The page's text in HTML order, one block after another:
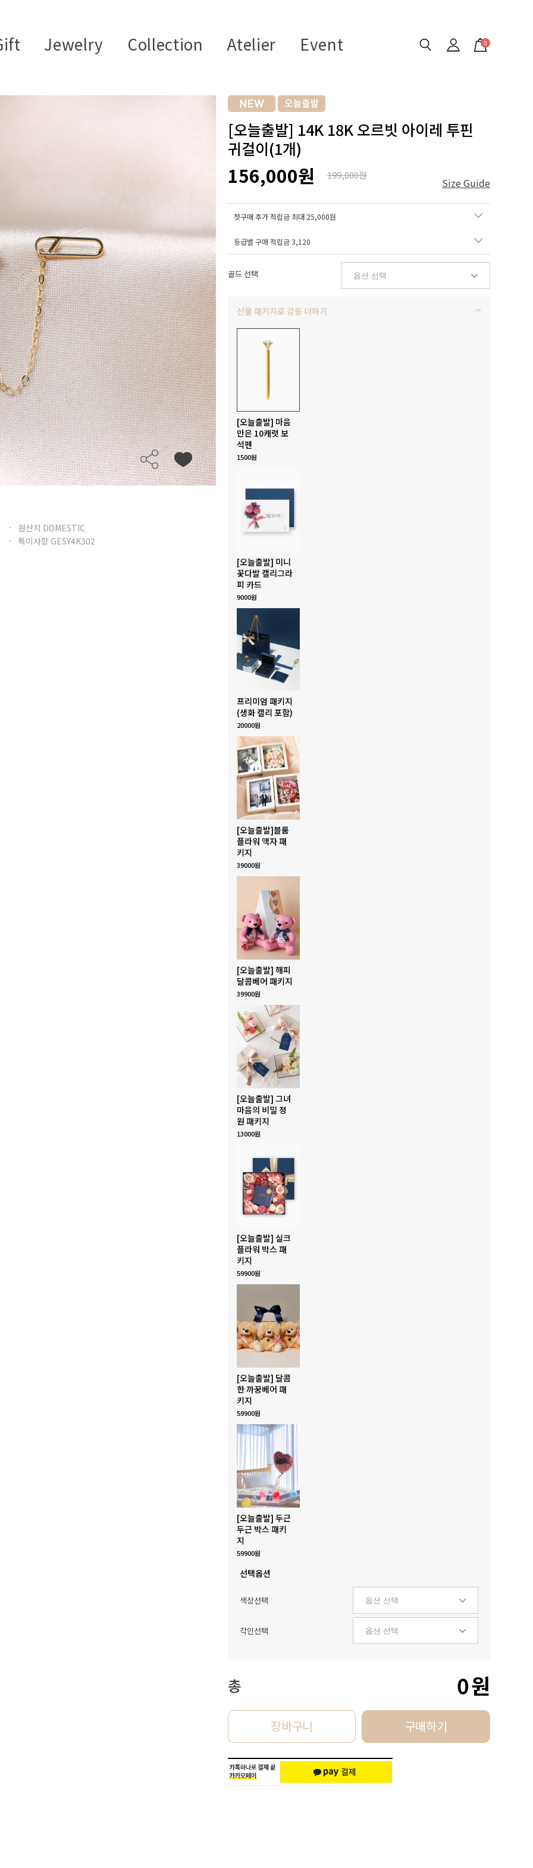
Jewelry Collection Atelier Event 0
원산지 DOMESTIC
특이사항 GESY4K302
[오늘출발] 14K 18K 오르빗 아이레 투핀
귀걸이(1개)
156,000원 199,000원
Size Guide
첫구매 추가 적립금 최대 25,000원
등급별 구매 적립금3,120
골드 선택
선물 패키지로 감동 더하기
[오늘출발] 마음
만은 10캐럿 보
석펜
1500원
[오늘출발] 미니
꽃다발 캘리그라
피 카드
9000원
프리미엄 패키지
(생화 캘리 포함)
20000원
[오늘출발]블룸
플라워 액자 패
키지
39000원
[오늘출발] 해피
달콤베어 패키지
39900원
[오늘출발] 그녀
마음의 비밀 정
원 패키지
13000원
[오늘출발] 실크
플라워 박스 패
키지
59900원
[오늘출발] 달콤
한 까꿍베어 패
키지
59900원
[오늘출발] 두근
두근 박스 패키
지
59900원
선택옵션
색상선택
각인선택
총 0원
장바구니 구매하기